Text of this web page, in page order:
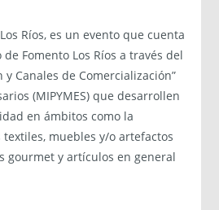
Ríos, es un evento que cuenta
Fomento Los Ríos a través del
y Canales de Comercialización”
(MIPYMES) que desarrollen
en ámbitos como la
muebles y/o artefactos
gourmet y artículos en general